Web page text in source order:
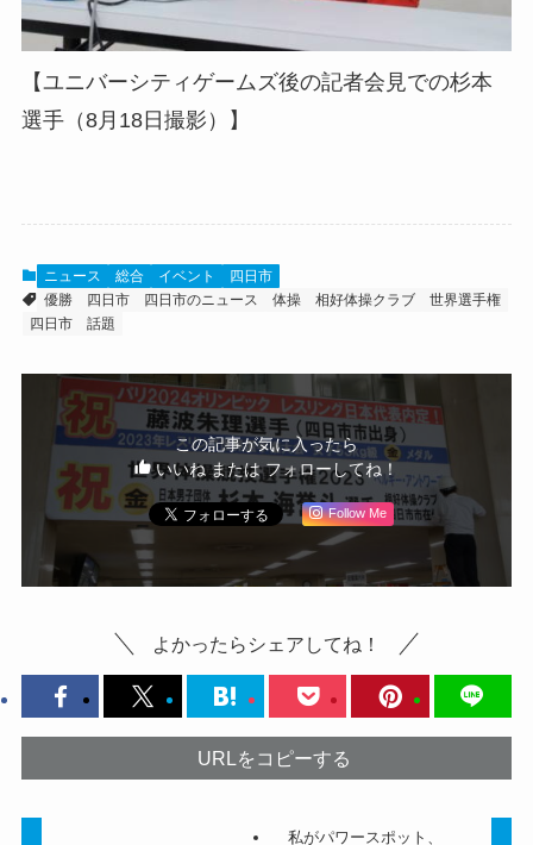
【ユニバーシティゲームズ後の記者会見での杉本
選手（8月18日撮影）】
ニュース 総合 イベント
四日市
優勝
四日市 四日市のニュース 体操 相好体操クラブ
世界選手権
四日市 話題
この記事が気に入ったら
いいね または フォローしてね！
Follow Me
よかったらシェアしてね！
URLをコピーする
私がパワースポット、